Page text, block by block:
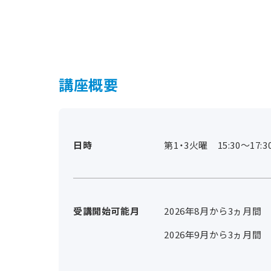
講座概要
日時 第1・3火曜 15:30～
受講開始可能月
2026年8月から3ヵ月間
2026年9月から3ヵ月間